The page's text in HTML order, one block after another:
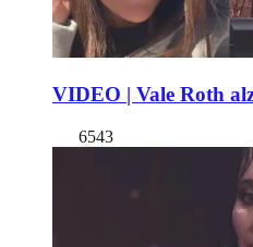
VIDEO | Vale Roth
6543